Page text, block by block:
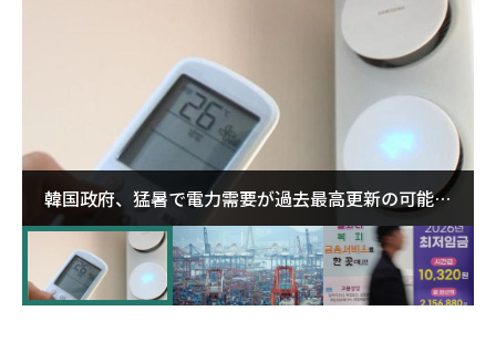
韓国政府、猛暑で電力需要が過去最高更新の可能性
に需給対応体制を点検